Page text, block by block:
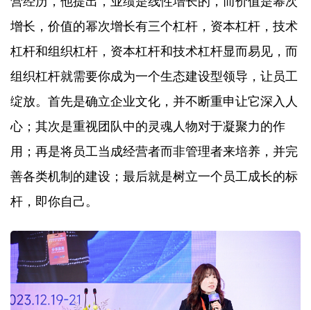
增长，价值的幂次增长有三个杠杆，资本杠杆，技术
杠杆和组织杠杆，资本杠杆和技术杠杆显而易见，而
组织杠杆就需要你成为一个生态建设型领导，让员工
绽放。首先是确立企业文化，并不断重申让它深入人
心；其次是重视团队中的灵魂人物对于凝聚力的作
用；再是将员工当成经营者而非管理者来培养，并完
善各类机制的建设；最后就是树立一个员工成长的标
杆，即你自己。